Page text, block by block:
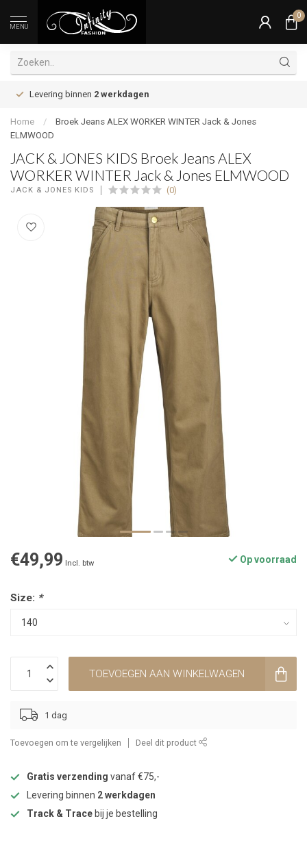
MENU
0
Levering binnen 2 werkdagen
Home /
Broek Jeans ALEX WORKER WINTER Jack & Jones
ELMWOOD
JACK & JONES KIDS Broek Jeans ALEX
WORKER WINTER Jack & Jones ELMWOOD
JACK & JONES KIDS (0)
€49,99 Incl. btw Op voorraad
Size: *
TOEVOEGEN AAN WINKELWAGEN
1 dag
Toevoegen om te vergelijken Deel dit product
Gratis verzending vanaf €75,-
Levering binnen 2 werkdagen
Track & Trace bij je bestelling